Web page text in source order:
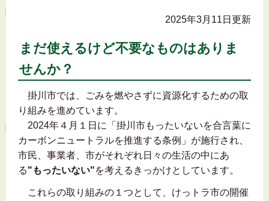
2025年3月11日更新
まだ使えるけど不要なものはありま
せんか？
掛川市では、ごみを燃やさずに資源化するための取
り組みを進めています。
2024年４月１日に「掛川市もったいないを合言葉に
カーボンニュートラルを推進する条例」が施行され、
市民、事業者、市がそれぞれ日々の生活の中にあ
る"もったいない"を考えるきっかけとしています。
これらの取り組みの１つとして、けっトラ市の開催